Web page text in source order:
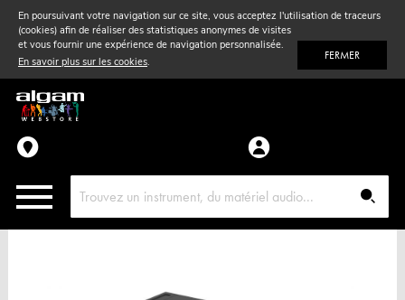
En poursuivant votre navigation sur ce site, vous acceptez l'utilisation de traceurs
(cookies) afin de réaliser des statistiques anonymes de visites
et vous fournir une expérience de navigation personnalisée.
En savoir plus sur les cookies. FERMER
Vent& Violon
Accessoires
Pièces détachées